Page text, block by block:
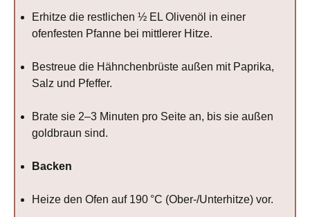
Erhitze die restlichen ½ EL Olivenöl in einer
ofenfesten Pfanne bei mittlerer Hitze.
Bestreue die Hähnchenbrüste außen mit Paprika,
Salz und Pfeffer.
Brate sie 2–3 Minuten pro Seite an, bis sie außen
goldbraun sind.
Backen
Heize den Ofen auf 190 °C (Ober-/Unterhitze) vor.